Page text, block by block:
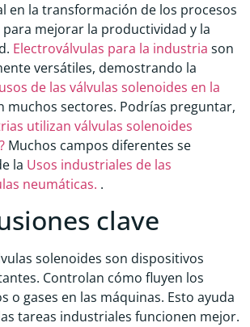
en la transformación de los procesos
mejorar la productividad y la
Electroválvulas para la industria son
versátiles, demostrando la
de las válvulas solenoides en la
muchos sectores. Podrías preguntar,
utilizan válvulas solenoides
Muchos campos diferentes se
la Usos industriales de las
neumáticas. .
clave
solenoides son dispositivos
Controlan cómo fluyen los
o gases en las máquinas. Esto ayuda
tareas industriales funcionen mejor.